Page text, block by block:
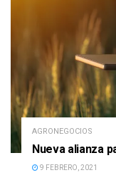
AGRONEGOCIOS
Nueva alianza
9 FEBRERO, 2021